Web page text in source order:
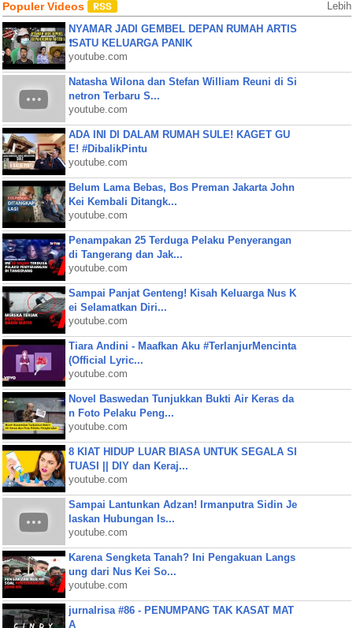
Populer Videos Lebih
NYAMAR JADI GEMBEL DEPAN RUMAH ARTIS
❗SATU KELUARGA PANIK
youtube.com
Natasha Wilona dan Stefan William Reuni di Si
netron Terbaru S...
youtube.com
ADA INI DI DALAM RUMAH SULE! KAGET GU
E! #DibalikPintu
youtube.com
Belum Lama Bebas, Bos Preman Jakarta John
Kei Kembali Ditangk...
youtube.com
Penampakan 25 Terduga Pelaku Penyerangan
di Tangerang dan Jak...
youtube.com
Sampai Panjat Genteng! Kisah Keluarga Nus K
ei Selamatkan Diri...
youtube.com
Tiara Andini - Maafkan Aku #TerlanjurMencinta
(Official Lyric...
youtube.com
Novel Baswedan Tunjukkan Bukti Air Keras da
n Foto Pelaku Peng...
youtube.com
8 KIAT HIDUP LUAR BIASA UNTUK SEGALA SI
TUASI || DIY dan Keraj...
youtube.com
Sampai Lantunkan Adzan! Irmanputra Sidin Je
laskan Hubungan Is...
youtube.com
Karena Sengketa Tanah? Ini Pengakuan Langs
ung dari Nus Kei So...
youtube.com
jurnalrisa #86 - PENUMPANG TAK KASAT MAT
A